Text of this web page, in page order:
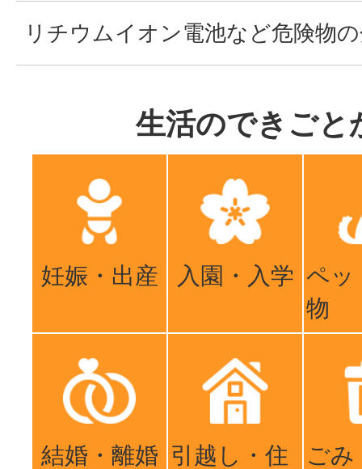
リチウムイオン電池など危険物
生活のできごと
妊娠・出産 入園・入学 ペッ
物
結婚・離婚 引越し・住
ごみ